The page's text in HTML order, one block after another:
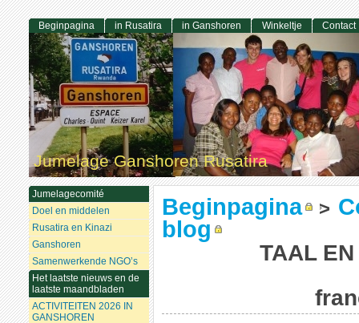
Jumelage Ganshoren Rusatira
Beginpagina >
blog
TAAL
Beginpagina in Rusatira in Ganshoren Winkeltje Contact
Jumelagecomité
Doel en middelen
Rusatira en Kinazi
Ganshoren
Samenwerkende NGO’s
Het laatste nieuws en de
laatste maandbladen
ACTIVITEITEN 2026 IN
GANSHOREN